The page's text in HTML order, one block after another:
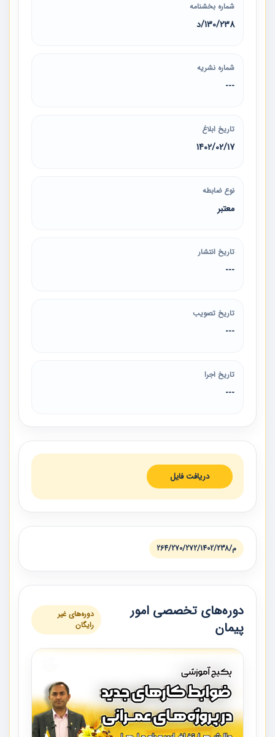
شماره بخشنامه
130/238/د
شماره نشریه
---
تاریخ ابلاغ
1402/02/17
نوع ضابطه
معتبر
تاریخ انتشار
---
تاریخ تصویب
---
تاریخ اجرا
---
دریافت فایل
م/264/270/272/1402/238
دوره‌های تخصصی امور
پیمان
دوره‌های غیر
رایگان